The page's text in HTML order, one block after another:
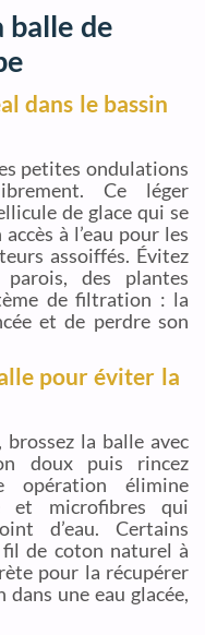
balle de
dans le bassin
petites ondulations
Ce léger
de glace qui se
à l’eau pour les
assoiffés. Évitez
des plantes
de filtration : la
et de perdre son
pour éviter la
brossez la balle avec
doux puis rincez
opération élimine
et microfibres qui
d’eau. Certains
de coton naturel à
pour la récupérer
une eau glacée,